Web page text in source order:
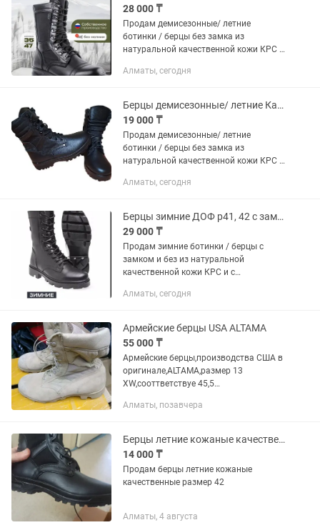
28 000 ₸
Продам демисезонные/ летние
ботинки / берцы без замка из
натуральной качественной кожи КРС и
изготовлены на Дагестанской обувной
каучука...
Алматы, сегодня
Берцы демисезонные/ летние Казлегпром р42 и 43 без замка натур кожа
19 000 ₸
Продам демисезонные/ летние
ботинки / берцы без замка из
натуральной качественной кожи КРС и
изготовлены на обувной фабрике
каучука...
Алматы, сегодня
Берцы зимние ДОФ р41, 42 с замком и без натур кожа и натур мех. Ботинки
29 000 ₸
Продам зимние ботинки / берцы с
замком и без из натуральной
качественной кожи КРС и с
(овчина). Берцы изготовлены на
наличии- 3...
Алматы, сегодня
Армейские берцы USA ALTAMA
55 000 ₸
Армейские берцы,производства США в
оригинале,ALTAMA,размер 13
XW,сооттветствуе 45,5
полеуретан,прорезиненный.Надежная
Обувь...
Алматы, позавчера
Берцы летние кожаные качественные
14 000 ₸
Продам берцы летние кожаные
качественные размер 42
Алматы, 4 августа